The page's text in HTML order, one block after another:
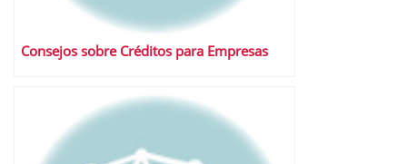
Consejos sobre Créditos para Empresas